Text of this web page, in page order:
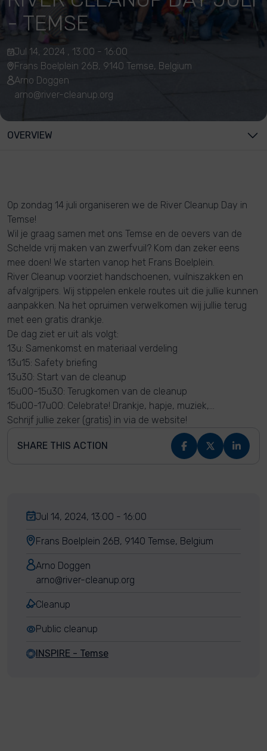
- TEMSE
Jul 14, 2024 , 13:00 - 16:00
Frans Boelplein 26B, 9140 Temse, Belgium
Arno Doggen
arno@river-cleanup.org
OVERVIEW
Op zondag 14 juli organiseren we de River Cleanup Day in
Temse!
Wil je graag samen met ons Temse en de oevers van de
Schelde vrij maken van zwerfvuil? Kom dan zeker eens
mee doen! We starten vanop het Frans Boelplein.
River Cleanup voorziet handschoenen, vuilniszakken en
afvalgrijpers. Wij stippelen enkele routes uit die jullie kunnen
aanpakken. Na het opruimen verwelkomen wij jullie terug
met een gratis drankje.
De dag ziet er uit als volgt:
13u: Samenkomst en materiaal verdeling
13u15: Safety briefing
13u30: Start van de cleanup
15u00-15u30: Terugkomen van de cleanup
15u00-17u00: Celebrate! Drankje, hapje, muziek,...
Schrijf jullie zeker (gratis) in via de website!
SHARE THIS ACTION
Jul 14, 2024, 13:00 - 16:00
Frans Boelplein 26B, 9140 Temse, Belgium
Arno Doggen
arno@river-cleanup.org
Cleanup
Public cleanup
INSPIRE - Temse